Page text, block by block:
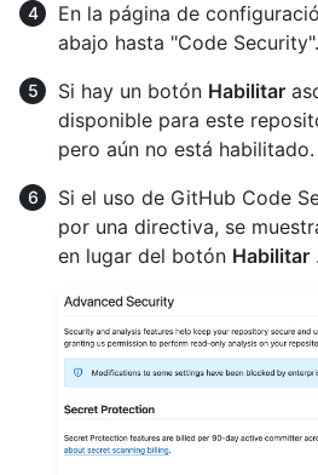
En la página de
abajo hasta "Code Security".
Si hay un botón Habilitar
disponible para este
pero aún no está habilitado.
Si el uso de GitHub Code
por una directiva, se
en lugar del botón Habilitar .